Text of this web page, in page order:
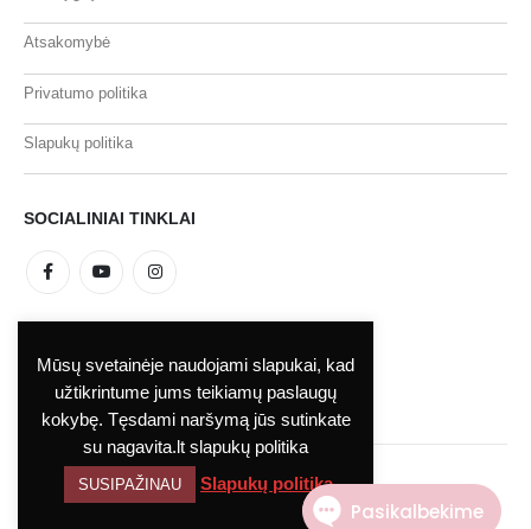
Atsakomybė
Privatumo politika
Slapukų politika
SOCIALINIAI TINKLAI
UAB Nagavita 2023. Visos teisės saugomos
Mūsų svetainėje naudojami slapukai, kad
užtikrintume jums teikiamų paslaugų
kokybę. Tęsdami naršymą jūs sutinkate
su nagavita.lt slapukų politika
SUSIPAŽINAU Slapukų politika